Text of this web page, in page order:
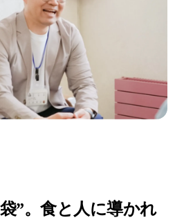
”。食と人に導かれ